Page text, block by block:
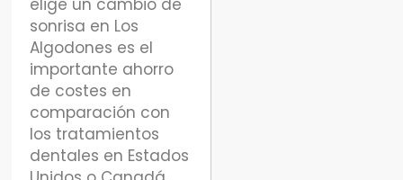
sonrisa en Los
Algodones es el
importante ahorro
de costes en
comparación con
los tratamientos
dentales en Estados